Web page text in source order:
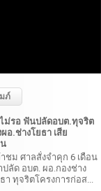
ภ์
ม่รอ ฟันปลัดอบต.ทุจริต
อ.ช่างโยธา เสีย
ชม ศาลสั่งจำคุก 6 เดือน
ลัด อบต. ผอ.กองช่าง
า ทุจริตโครงการก่อส...